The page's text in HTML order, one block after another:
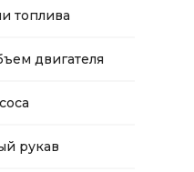
топлива
двигателя
рукав